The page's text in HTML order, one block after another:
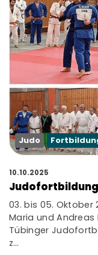
Judo
10.10.2025
03. bis 05. Oktober
Maria und
Tübinger
z…